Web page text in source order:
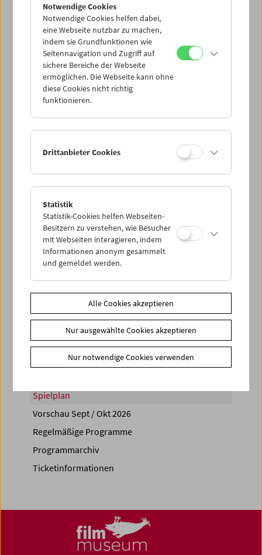
Di 2.2.
Mi 3.2.
Do 4.2.
Sa 6.2.
PROGRAMM ÜBERBLICK
Share on
Spielplan
Vorschau Sept / Okt 2026
Regelmäßige Programme
Programmarchiv
Ticketinformationen
Notwendige Cookies
Notwendige Cookies helfen dabei,
eine Webseite nutzbar zu machen,
indem sie Grundfunktionen wie
Seitennavigation und Zugriff auf
sichere Bereiche der Webseite
ermöglichen. Die Webseite kann ohne
diese Cookies nicht richtig
funktionieren.
Drittanbieter Cookies
Statistik
Statistik-Cookies helfen Webseiten-
Besitzern zu verstehen, wie Besucher
mit Webseiten interagieren, indem
Informationen anonym gesammelt
und gemeldet werden.
Alle Cookies akzeptieren
Nur ausgewählte Cookies akzeptieren
Nur notwendige Cookies verwenden